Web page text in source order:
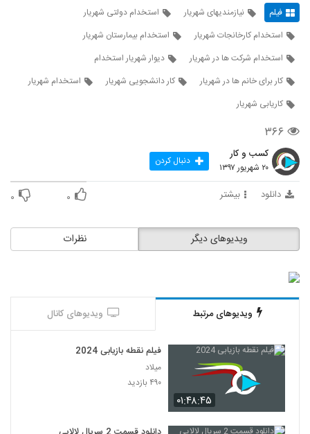
فیلم نیازمندیهای شهریار
استخدام دولتی شهریار
استخدام کارخانجات شهریار
استخدام بیمارستان شهریار
استخدام شرکت ها در شهریار
دیوار شهریار استخدام
کار برای خانم ها در شهریار
کار دانشجویی شهریار
استخدام شهریار
کاریابی شهریار
۳۶۶
کسب و کار
۲۰ شهریور ۱۳۹۷ دنبال کردن
دانلود بیشتر ۰ ۰
نظرات ویدیوهای دیگر
ویدیوهای مرتبط ویدیوهای کانال
۰۱:۴۸:۴۵
فیلم نقطه بازیابی 2024
میلاد
۴۹۰ بازدید